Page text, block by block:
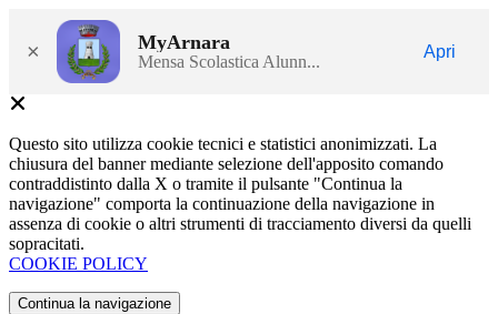
× MyArnara
Mensa Scolastica Alunn...
Apri
Questo sito utilizza cookie tecnici e statistici anonimizzati. La
chiusura del banner mediante selezione dell'apposito comando
contraddistinto dalla X o tramite il pulsante "Continua la
navigazione" comporta la continuazione della navigazione in
assenza di cookie o altri strumenti di tracciamento diversi da quelli
sopracitati.
COOKIE POLICY
Continua la navigazione